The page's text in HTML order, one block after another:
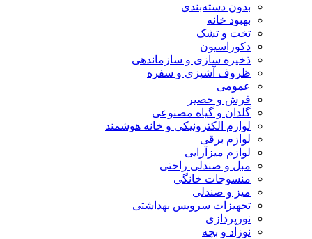
بدون دسته‌بندی
بهبود خانه
تخت و تشک
دکوراسیون
ذخیره سازی و سازماندهی
ظروف آشپزی و سفره
عمومی
فرش و حصیر
گلدان و گیاه مصنوعی
لوازم الکترونیکی و خانه هوشمند
لوازم برقی
لوازم میزآرایی
مبل و صندلی راحتی
منسوجات خانگی
میز و صندلی
تجهیزات سرویس بهداشتی
نورپردازی
نوزاد و بچه